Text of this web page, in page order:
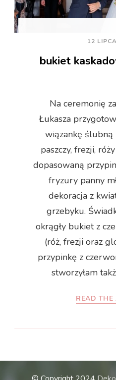
12
bukiet
Na ceremonię
Łukasza
wiązankę
paszczy, frezji,
dopasowaną
fryzury panny
dekoracja z
grzebyku.
okrągły bukiet z
(róż, frezji oraz
przypinkę z
stworzyłam
READ THE